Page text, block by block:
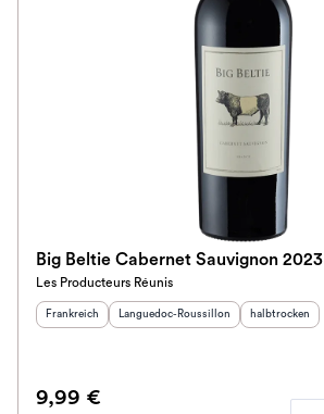
Big Beltie Cabernet Sauvignon 2023
Les Producteurs Réunis
Herkunftsland
Frankreich Herkunftsregion:
Languedoc-Roussillon Geschmack:
halbtrocken
9,99 €